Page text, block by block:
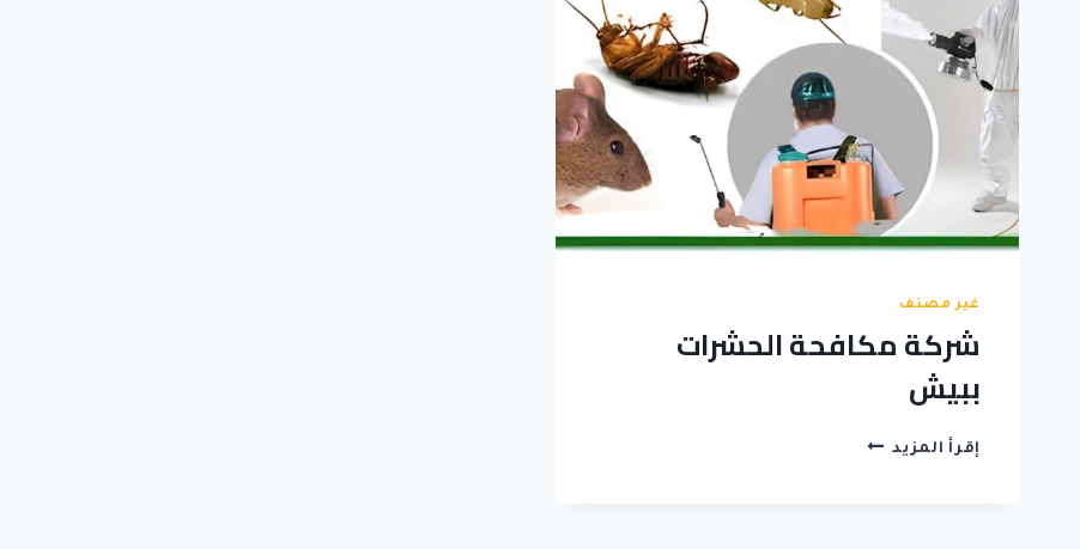
غير مصنف
شركة مكافحة الحشرات
ببيش
إقرأ المزيد شركة